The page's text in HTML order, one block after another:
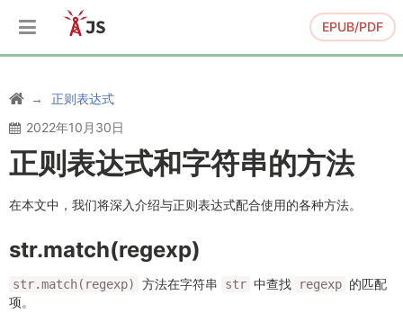
EPUB/PDF
正则表达式
2022年10月30日
正则表达式和字符串的方法
在本文中，我们将深入介绍与正则表达式配合使用的各种方法。
str.match(regexp)
str.match(regexp) 方法在字符串 str 中查找 regexp 的匹配
项。